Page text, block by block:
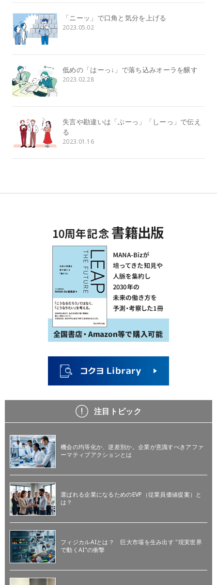
「ニーッ」で口角と気分を上げる
2023.05.02
低めの「はーっ↓」で落ち込みオーラを醸す
2023.02.28
失言や勘違いは「ぶーっ」「しーっ」で伝え
る
2023.01.16
注目トピック
機会の均等化か、逆差別か。企業が意識すべきアファ
ーマティブアクションとは
選ばれる企業になるためのEVP（従業員価値提案）と
は？
フィジカルAIとは？ 巨大市場を生み出す "現実世界
で動くAI"の衝撃